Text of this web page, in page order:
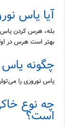
آیا یاس
بله، هرس کردن یاس
بهتر است هرس در
چگونه یاس
یاس نوروزی را
چه نوع
است؟